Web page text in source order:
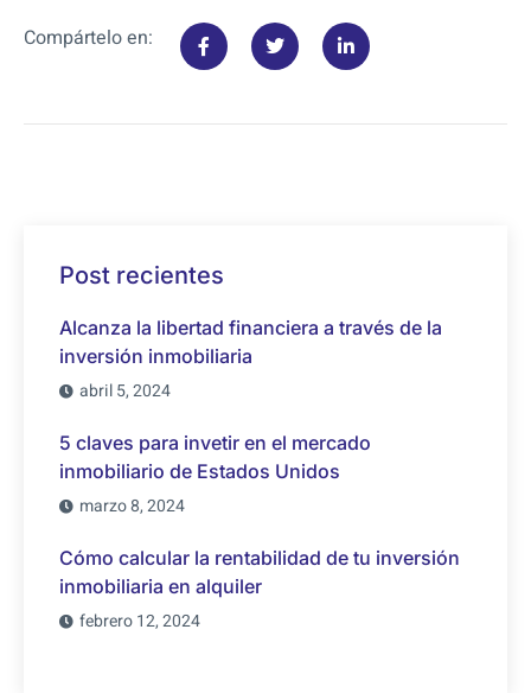
Compártelo en:
Post recientes
Alcanza la libertad financiera a través de la
inversión inmobiliaria
abril 5, 2024
5 claves para invetir en el mercado
inmobiliario de Estados Unidos
marzo 8, 2024
Cómo calcular la rentabilidad de tu inversión
inmobiliaria en alquiler
febrero 12, 2024